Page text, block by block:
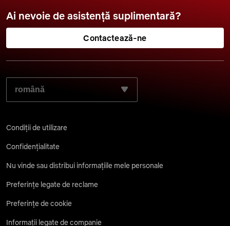
Ai nevoie de asistență suplimentară?
Contactează-ne
SELECTEAZĂ LIMBA DORITĂ:
Condiții de utilizare
Confidențialitate
Nu vinde sau distribui informațiile mele personale
Preferințe legate de reclame
Preferințe de cookie
Informații legate de companie